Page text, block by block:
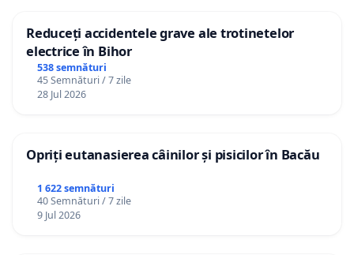
Reduceți accidentele grave ale trotinetelor
electrice în Bihor
538 semnături
45 Semnături / 7 zile
28 Jul 2026
Opriți eutanasierea câinilor și pisicilor în Bacău
1 622 semnături
40 Semnături / 7 zile
9 Jul 2026